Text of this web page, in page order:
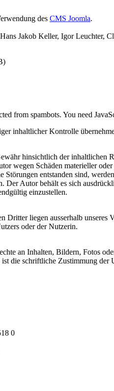
des CMS Joomla.
Jakob Keller, Igor Leuchter,
from spambots. You need
inhaltlicher Kontrolle
hinsichtlich der inhaltlichen
wegen Schäden materieller
Störungen entstanden sind,
Autor behält es sich
einzustellen.
Dritter liegen ausserhalb
oder der Nutzerin.
an Inhalten, Bildern, Fotos
die schriftliche Zustimmung der
0